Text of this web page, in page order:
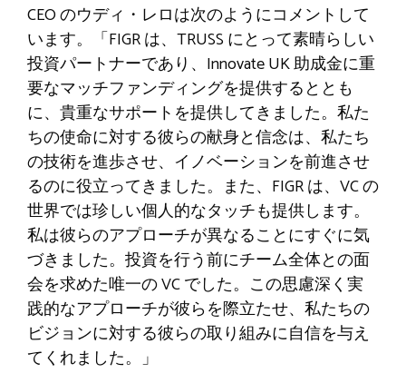
CEO のウディ・レロは次のようにコメントして
います。「FIGR は、TRUSS にとって素晴らしい
投資パートナーであり、Innovate UK 助成金に重
要なマッチファンディングを提供するととも
に、貴重なサポートを提供してきました。私た
ちの使命に対する彼らの献身と信念は、私たち
の技術を進歩させ、イノベーションを前進させ
るのに役立ってきました。また、FIGR は、VC の
世界では珍しい個人的なタッチも提供します。
私は彼らのアプローチが異なることにすぐに気
づきました。投資を行う前にチーム全体との面
会を求めた唯一の VC でした。この思慮深く実
践的なアプローチが彼らを際立たせ、私たちの
ビジョンに対する彼らの取り組みに自信を与え
てくれました。」